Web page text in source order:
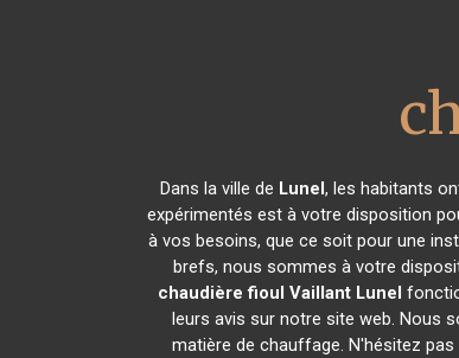
Dans la ville de Lunel, les habitants
expérimentés est à votre disposition
à vos besoins, que ce soit pour une
brefs, nous sommes à votre
chaudière fioul Vaillant Lunel
leurs avis sur notre site web. Nous
matière de chauffage. N'hésitez